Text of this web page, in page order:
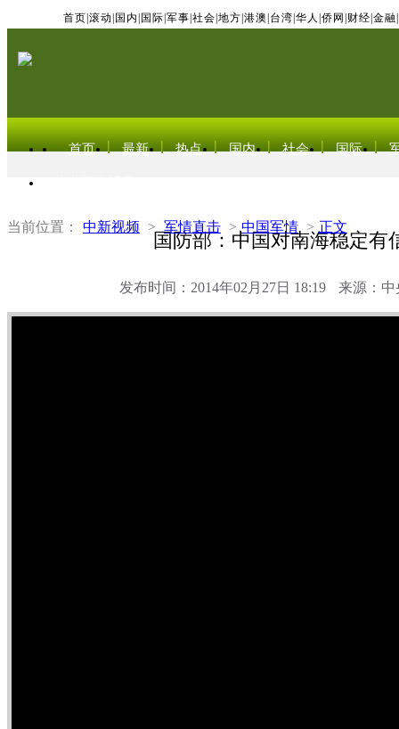
首页 滚动 国内 国际 军事 社会 地方 港澳 台湾 华人 侨网 财经 金融
首页 最新 热点 国内 社会 国际
当前位置： 中新视频 > 军情直击 > 中国军情 > 正文
国防部：中国对南海稳定有
发布时间：2014年02月27日 18:19 来源：中